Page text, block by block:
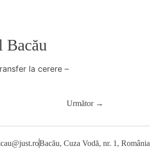
Bacău
la cerere –
Următor →
Bacău, Cuza Vodă, nr. 1, România